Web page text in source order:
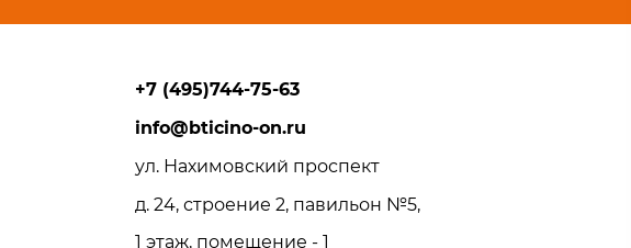
+7 (495)744-75-63
info@bticino-on.ru
ул. Нахимовский проспект
д. 24, строение 2, павильон №5,
1 этаж, помещение - 1